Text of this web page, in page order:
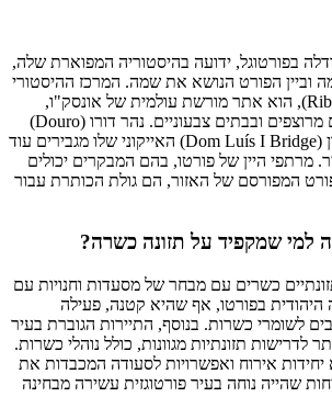
בפורטוגל, ידועה בהיסטוריה המפוארת שלה,
וביין הפורט הנושא את שמה. המרכז ההיסטורי
של העיר, ריביירה (Ribeira), הוא אתר מורשת עולמית של אונסק"ו,
המאופיין ברחובות צרים מרוצפים ובבתים צבעוניים. נהר דורו (Douro)
וגשר דום לואיס הראשון (Dom Luís I Bridge) האייקוני שלו מגבירים עוד
מרתפי היין של פורטו, בהם המבקרים יכולים
המפורסם של האזור, הם גולת הכותרת עבור
למי שמקפיד על תזונה כשרה?
כשרים עם מבחר של מסעדות וחנויות עם
בפורטו, אף שהיא קטנה, פעילה
לשומרי כשרות. בנוסף, התיירות הגוברת בעיר
לדרישות תזונתיות מגוונות, כולל נוהלי כשרות.
יחידות אירוח ואפשרויות לסעודה המכבדות את
שהייה נוחה בעיר פורטוגזית עשירה מבחינה